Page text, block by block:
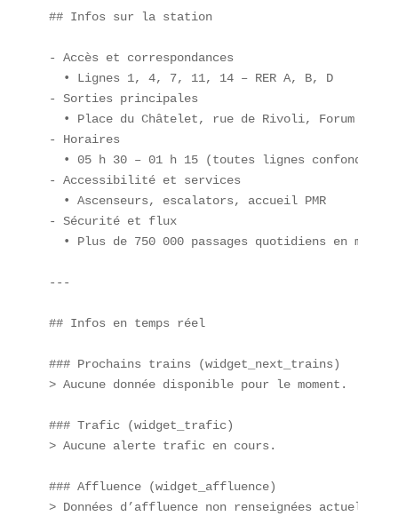
## Infos sur la station
- Accès et correspondances
  • Lignes 1, 4, 7, 11, 14 – RER A, B, D
- Sorties principales
• Place du Châtelet, rue de Rivoli, Forum
- Horaires
• 05 h 30 – 01 h 15 (toutes lignes
- Accessibilité et services
  • Ascenseurs, escalators, accueil PMR
- Sécurité et flux
• Plus de 750 000 passages quotidiens en
---
## Infos en temps réel
### Prochains trains (widget_next_trains)
> Aucune donnée disponible pour le moment.
### Trafic (widget_trafic)
> Aucune alerte trafic en cours.
### Affluence (widget_affluence)
> Données d’affluence non renseignées